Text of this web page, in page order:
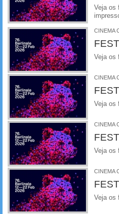
Veja os
CINEMA
Veja os
CINEMA
Veja os
CINEMA
Veja os
CINEMA
Veja os